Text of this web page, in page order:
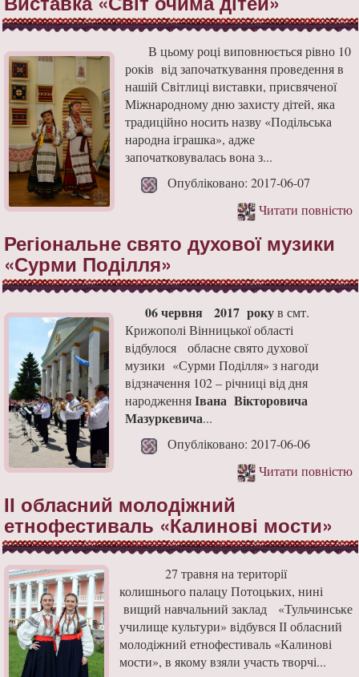
В цьому році виповнюється рівно 10
років від започаткування проведення в
нашій Світлиці виставки, присвяченої
Міжнародному дню захисту дітей, яка
традиційно носить назву «Подільська
народна іграшка», адже
започатковувалась вона з...
Опубліковано: 2017-06-07
Читати повністю
Регіональне свято духової музики
«Сурми Поділля»
06 червня 2017 рокув смт.
Крижополі Вінницької області
відбулося обласне свято духової
музики «Сурми Поділля» з нагоди
відзначення 102 – річниці від дня
народженняІвана Вікторовича
Мазуркевича...
Опубліковано: 2017-06-06
Читати повністю
ІІ обласний молодіжний
етнофестиваль «Калинові мости»
27 травня на території
колишнього палацу Потоцьких, нині
вищий навчальний заклад «Тульчинське
училище культури» відбувся ІІ обласний
молодіжний етнофестиваль «Калинові
мости», в якому взяли участь творчі...